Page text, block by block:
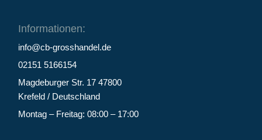
Informationen:
info@cb-grosshandel.de
02151 5166154
Magdeburger Str. 17 47800
Krefeld / Deutschland
Montag – Freitag: 08:00 – 17:00